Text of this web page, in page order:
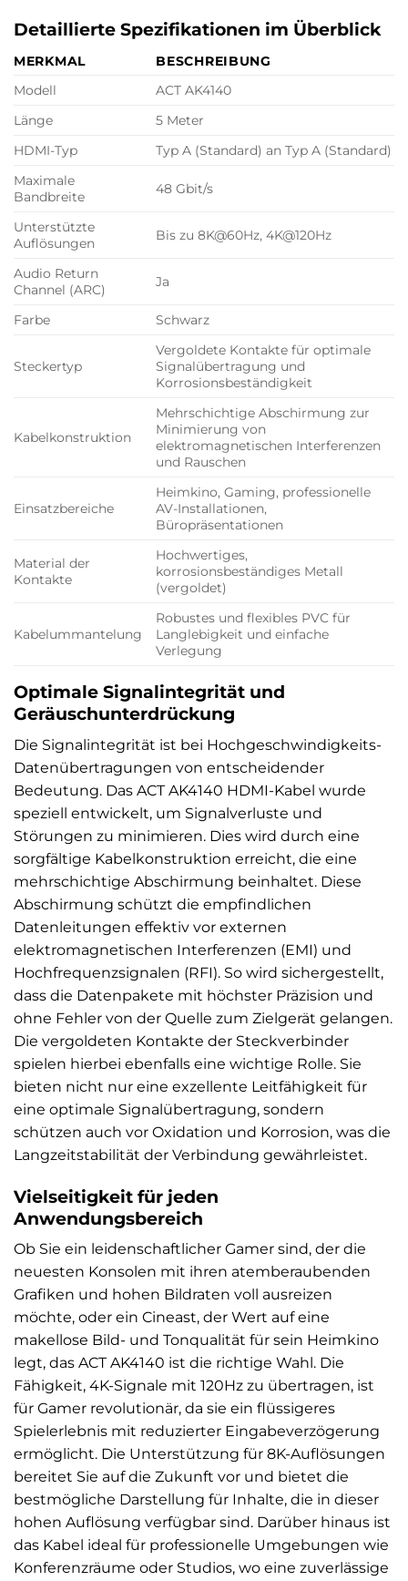
Detaillierte Spezifikationen im Überblick
MERKMAL
BESCHREIBUNG
Modell
ACT AK4140
Länge
5 Meter
HDMI-Typ
Typ A (Standard) an Typ A (Standard)
Maximale
Bandbreite
48 Gbit/s
Unterstützte
Auflösungen
Bis zu 8K@60Hz, 4K@120Hz
Audio Return
Channel (ARC)
Ja
Farbe Schwarz
Steckertyp
Vergoldete Kontakte für optimale
Signalübertragung und
Korrosionsbeständigkeit
Kabelkonstruktion
Mehrschichtige Abschirmung zur
Minimierung von
elektromagnetischen Interferenzen
und Rauschen
Einsatzbereiche
Heimkino, Gaming, professionelle
AV-Installationen,
Büropräsentationen
Material der
Kontakte
Hochwertiges,
korrosionsbeständiges Metall
(vergoldet)
Kabelummantelung
Robustes und flexibles PVC für
Langlebigkeit und einfache
Verlegung
Optimale Signalintegrität und
Geräuschunterdrückung
Die Signalintegrität ist bei Hochgeschwindigkeits-
Datenübertragungen von entscheidender
Bedeutung. Das ACT AK4140 HDMI-Kabel wurde
speziell entwickelt, um Signalverluste und
Störungen zu minimieren. Dies wird durch eine
sorgfältige Kabelkonstruktion erreicht, die eine
mehrschichtige Abschirmung beinhaltet. Diese
Abschirmung schützt die empfindlichen
Datenleitungen effektiv vor externen
elektromagnetischen Interferenzen (EMI) und
Hochfrequenzsignalen (RFI). So wird sichergestellt,
dass die Datenpakete mit höchster Präzision und
ohne Fehler von der Quelle zum Zielgerät gelangen.
Die vergoldeten Kontakte der Steckverbinder
spielen hierbei ebenfalls eine wichtige Rolle. Sie
bieten nicht nur eine exzellente Leitfähigkeit für
eine optimale Signalübertragung, sondern
schützen auch vor Oxidation und Korrosion, was die
Langzeitstabilität der Verbindung gewährleistet.
Vielseitigkeit für jeden
Anwendungsbereich
Ob Sie ein leidenschaftlicher Gamer sind, der die
neuesten Konsolen mit ihren atemberaubenden
Grafiken und hohen Bildraten voll ausreizen
möchte, oder ein Cineast, der Wert auf eine
makellose Bild- und Tonqualität für sein Heimkino
legt, das ACT AK4140 ist die richtige Wahl. Die
Fähigkeit, 4K-Signale mit 120Hz zu übertragen, ist
für Gamer revolutionär, da sie ein flüssigeres
Spielerlebnis mit reduzierter Eingabeverzögerung
ermöglicht. Die Unterstützung für 8K-Auflösungen
bereitet Sie auf die Zukunft vor und bietet die
bestmögliche Darstellung für Inhalte, die in dieser
hohen Auflösung verfügbar sind. Darüber hinaus ist
das Kabel ideal für professionelle Umgebungen wie
Konferenzräume oder Studios, wo eine zuverlässige